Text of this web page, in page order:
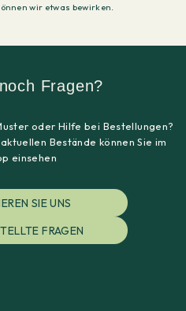
wir etwas bewirken.
Fragen?
oder Hilfe bei Bestellungen?
Bestände können Sie im
einsehen
SIE UNS
FRAGEN